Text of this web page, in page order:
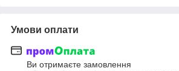
Умови оплати
Ви отримаєте замовлення